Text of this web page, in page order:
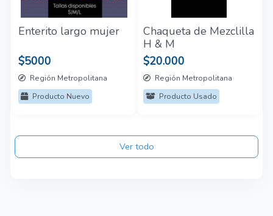
Enterito largo mujer
$5000
Región Metropolitana
Producto Nuevo
Chaqueta de Mezclilla
H & M
$20.000
Región Metropolitana
Producto Usado
Ver todo